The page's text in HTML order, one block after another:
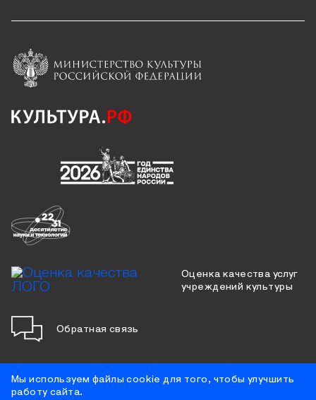
Оценка качества услуг
учреждений культуры
Обратная связь
Противодействие коррупции
Мы используем файлы cookie для того, чтобы улучшить
работу сайта.